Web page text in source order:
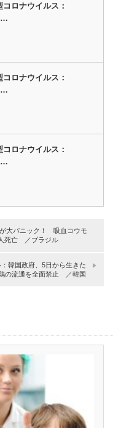
ロナウイルス：
…
ロナウイルス：
…
ロナウイルス：
…
大パニック！ 吸血コウモ
死亡 ／ブラジル
韓国政府、5日から生きた
の流通を全面禁止 ／韓国